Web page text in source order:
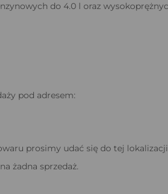
do 4.0 l oraz
pod adresem:
prosimy udać się do tej
żadna sprzedaż.